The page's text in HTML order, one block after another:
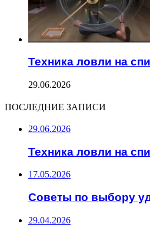
Техника ловли на
29.06.2026
ПОСЛЕДНИЕ ЗАПИСИ
29.06.2026
Техника ловли на
17.05.2026
Советы по выбору
29.04.2026